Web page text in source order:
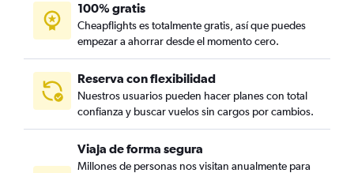
100% gratis
Cheapflights es totalmente gratis, así que puedes
empezar a ahorrar desde el momento cero.
Reserva con flexibilidad
Nuestros usuarios pueden hacer planes con total
confianza y buscar vuelos sin cargos por cambios.
Viaja de forma segura
Millones de personas nos visitan anualmente para